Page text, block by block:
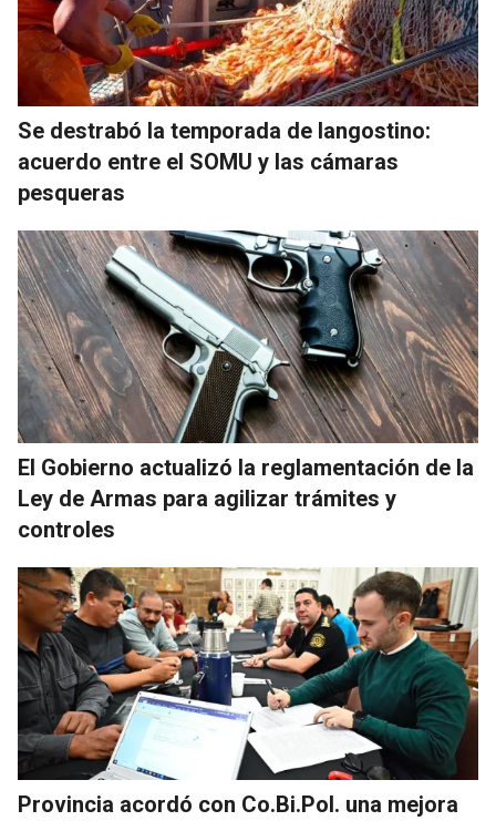
Se destrabó la temporada de langostino:
acuerdo entre el SOMU y las cámaras
pesqueras
El Gobierno actualizó la reglamentación de la
Ley de Armas para agilizar trámites y
controles
Provincia acordó con Co.Bi.Pol. una mejora